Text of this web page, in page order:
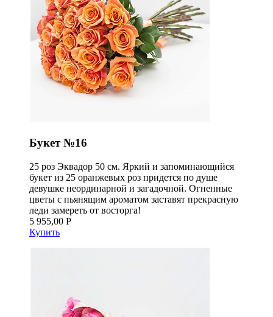
Букет №16
25 роз Эквадор 50 см. Яркий и запоминающийся
букет из 25 оранжевых роз придется по душе
девушке неординарной и загадочной. Огненные
цветы с пьянящим ароматом заставят прекрасную
леди замереть от восторга!
5 955,00 Р
Купить